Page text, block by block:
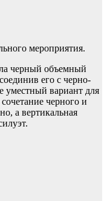
мероприятия.
черный объемный
его с черно-
уместный вариант для
черного и
а вертикальная